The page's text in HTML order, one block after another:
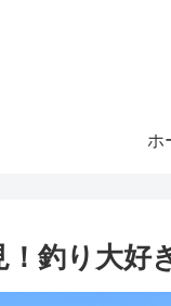
ホ
釣り大好